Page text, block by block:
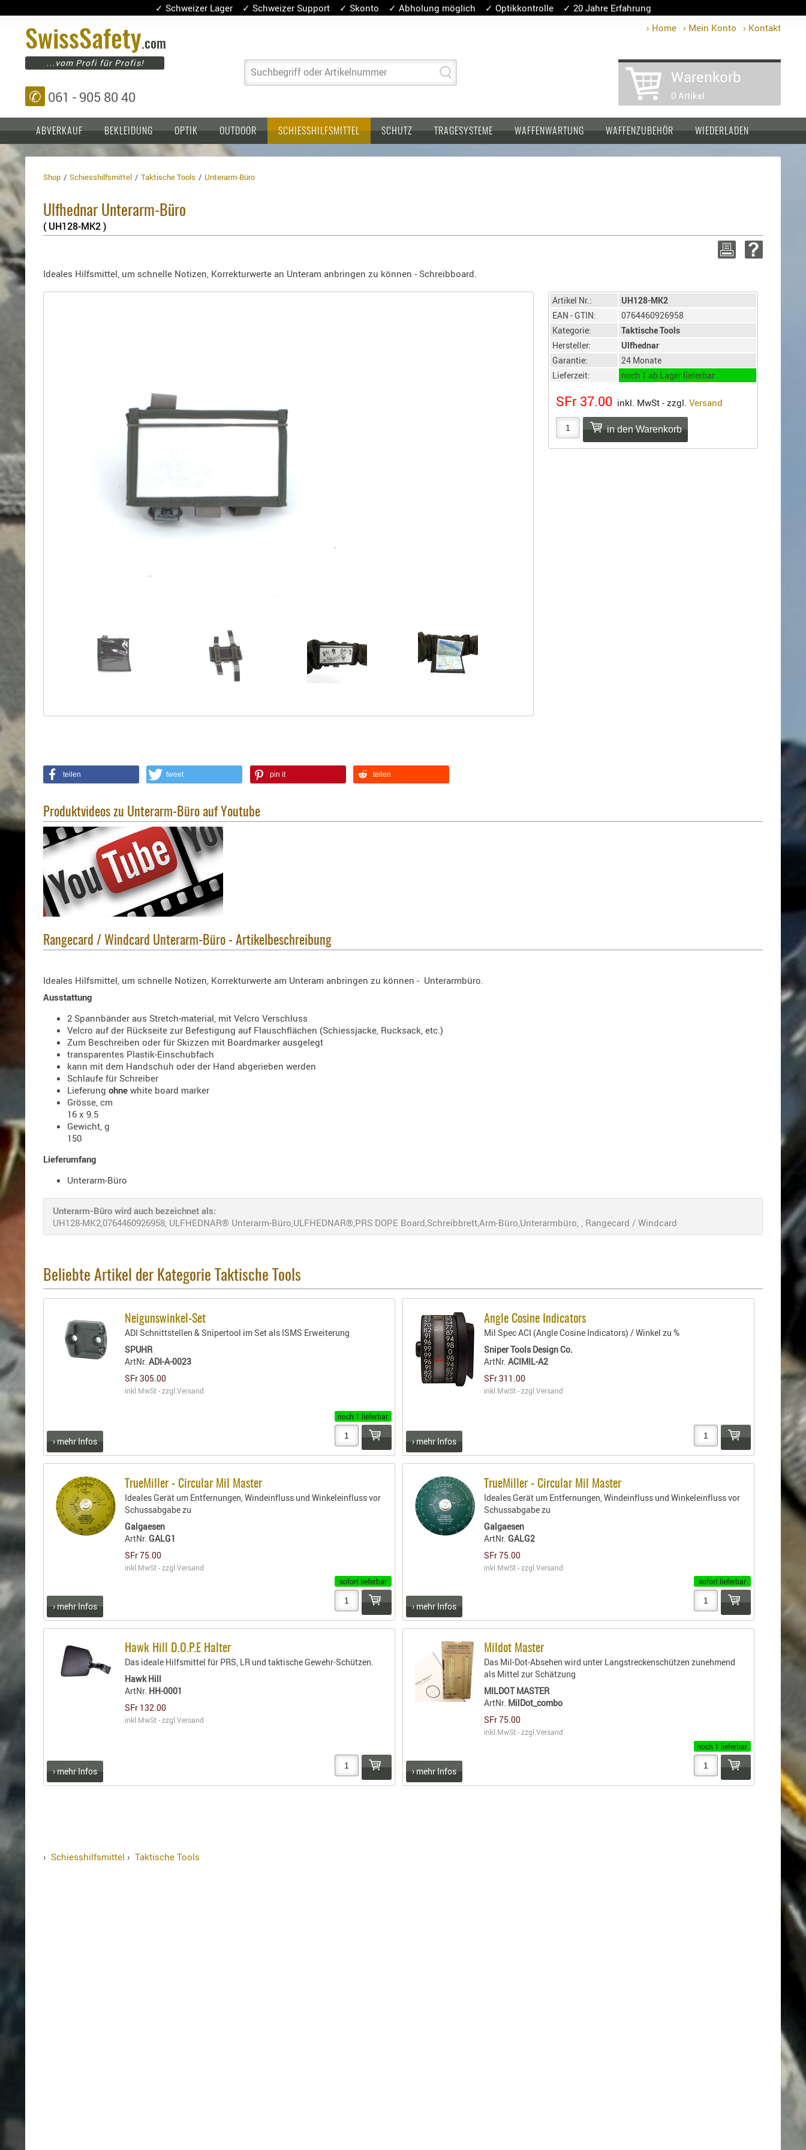
✓ Schweizer Lager ✓ Schweizer Support ✓ Skonto ✓ Abholung möglich ✓ Optikkontrolle ✓ 20 Jahre Erfahrung
› Home › Mein Konto › Kontakt
SwissSafety.com
...vom Profi für Profis!
✆ 061 - 905 80 40
Suchbegriff oder Artikelnummer Warenkorb
0 Artikel
ABVERKAUF BEKLEIDUNG OPTIK OUTDOOR SCHIESSHILFSMITTEL SCHUTZ
Einlagen,
Kopfschutz
Tragesysteme
TRAGESYSTEME
Holster
Grundplatten
Holster
Holster
WAFFENWARTUNG WAFFENZUBEHÖR WIEDERLADEN
Shop Schiesshilfsmittel Taktische Tools Unterarm-Büro
Ulfhednar Unterarm-Büro
( UH128-MK2 )
Ideales Hilfsmittel, um schnelle Notizen, Korrekturwerte an Unteram anbringen zu können - Schreibboard.
Artikel Nr.:
UH128-MK2
EAN - GTIN:
0764460926958
Kategorie:
Taktische Tools
Hersteller:
Ulfhednar
Garantie:
24 Monate
Lieferzeit:
noch 1 ab Lager lieferbar
SFr 37.00 inkl. MwSt - zzgl. Versand
teilen tweet pin it teilen
Produktvideos zu Unterarm-Büro auf Youtube
Rangecard / Windcard Unterarm-Büro - Artikelbeschreibung
Ideales Hilfsmittel, um schnelle Notizen, Korrekturwerte am Unteram anbringen zu können - Unterarmbüro.
Ausstattung
2 Spannbänder aus Stretch-material, mit Velcro Verschluss
Velcro auf der Rückseite zur Befestigung auf Flauschflächen (Schiessjacke, Rucksack, etc.)
Zum Beschreiben oder für Skizzen mit Boardmarker ausgelegt
transparentes Plastik-Einschubfach
kann mit dem Handschuh oder der Hand abgerieben werden
Schlaufe für Schreiber
Lieferung ohne white board marker
Grösse, cm
16 x 9.5
Gewicht, g
150
Lieferumfang
Unterarm-Büro
Unterarm-Büro wird auch bezeichnet als:
UH128-MK2,0764460926958, ULFHEDNAR® Unterarm-Büro,ULFHEDNAR®,PRS DOPE Board,Schreibbrett,Arm-Büro,Unterarmbüro, , Rangecard / Windcard
Beliebte Artikel der Kategorie Taktische Tools
Neigunswinkel-Set
ADI Schnittstellen & Snipertool im Set als ISMS Erweiterung
SPUHR
ArtNr.ADI-A-0023
SFr 305.00
inkl.MwSt - zzgl.Versand
noch 1 lieferbar
› mehr Infos
Angle Cosine Indicators
Mil Spec ACI (Angle Cosine Indicators) / Winkel zu %
Sniper Tools Design Co.
ArtNr.ACIMIL-A2
SFr 311.00
inkl.MwSt - zzgl.Versand
› mehr Infos
TrueMiller - Circular Mil Master
Ideales Gerät um Entfernungen, Windeinfluss und Winkeleinfluss vor
Schussabgabe zu
Galgaesen
ArtNr.GALG1
SFr 75.00
inkl.MwSt - zzgl.Versand
sofort lieferbar
› mehr Infos
TrueMiller - Circular Mil Master
Ideales Gerät um Entfernungen, Windeinfluss und Winkeleinfluss vor
Schussabgabe zu
Galgaesen
ArtNr.GALG2
SFr 75.00
inkl.MwSt - zzgl.Versand
sofort lieferbar
› mehr Infos
Hawk Hill D.O.P.E Halter
Das ideale Hilfsmittel für PRS, LR und taktische Gewehr-Schützen.
Hawk Hill
ArtNr. HH-0001
SFr 132.00
inkl.MwSt - zzgl.Versand
› mehr Infos
Mildot Master
Das Mil-Dot-Absehen wird unter Langstreckenschützen zunehmend
als Mittel zur Schätzung
MILDOT MASTER
ArtNr. MilDot_combo
SFr 75.00
inkl.MwSt - zzgl.Versand
noch 1 lieferbar
› mehr Infos
› Schiesshilfsmittel › Taktische Tools